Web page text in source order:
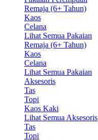
Remaja (6+ Tahun)
Kaos
Celana
Lihat Semua Pakaian
Remaja (6+ Tahun)
Kaos
Celana
Lihat Semua Pakaian
Aksesoris
Tas
Topi
Kaos Kaki
Lihat Semua Aksesoris
Tas
Topi